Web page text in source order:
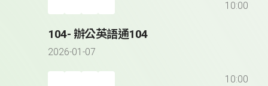
10:00
104- 辦公英語通104
2026-01-07
10:00